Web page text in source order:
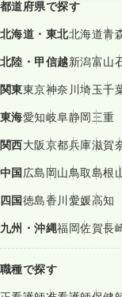
都道府県で探す
北海道・東北北海道青
北陸・甲信越新潟富山
関東東京神奈川埼玉千
東海愛知岐阜静岡三重
関西大阪京都兵庫滋賀
中国広島岡山鳥取島根
四国徳島香川愛媛高知
九州・沖縄福岡佐賀長
職種で探す